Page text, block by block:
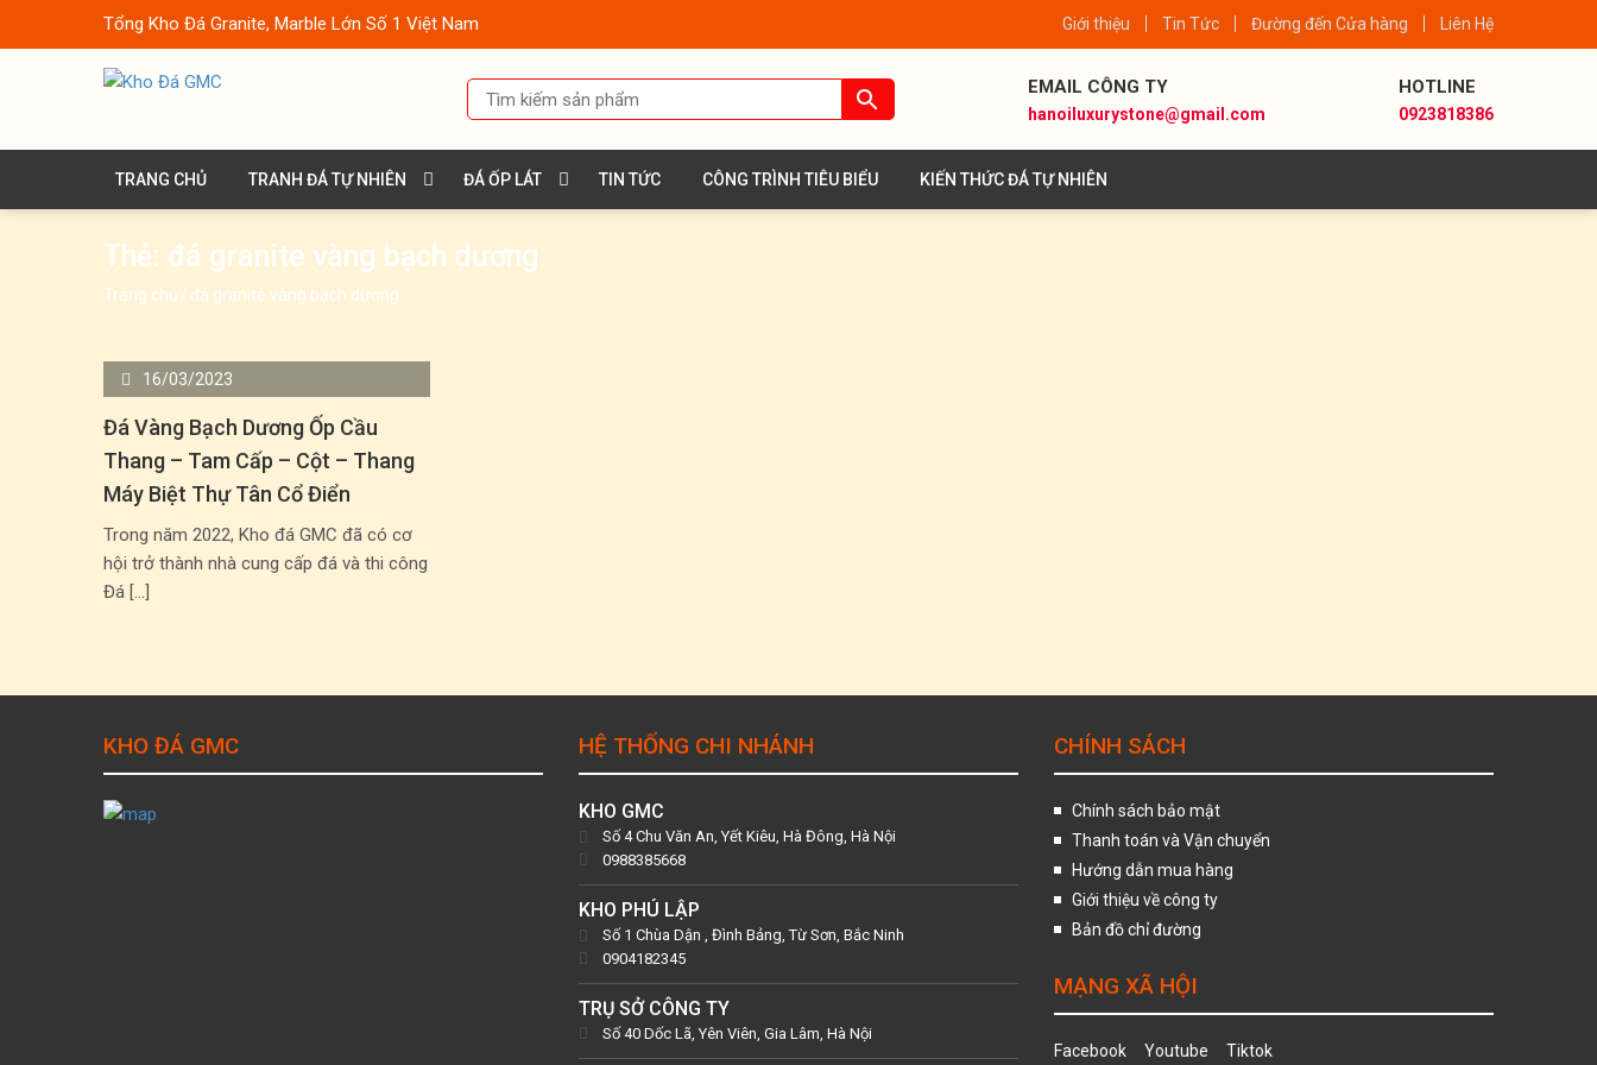
Tổng Kho Đá Granite, Marble Lớn Số 1 Việt Nam Giới thiệu Tin Tức Đường đến Cửa hàng Liên Hệ
EMAIL CÔNG TY
hanoiluxurystone@gmail.com
HOTLINE
0923818386
TRANG CHỦ TRANH ĐÁ TỰ NHIÊN ĐÁ ỐP LÁT TIN TỨC CÔNG TRÌNH TIÊU BIỂU KIẾN THỨC ĐÁ TỰ NHIÊN
Thẻ: đá granite vàng bạch dương
Trang chủ / đá granite vàng bạch dương
16/03/2023
Đá Vàng Bạch Dương Ốp Cầu
Thang – Tam Cấp – Cột – Thang
Máy Biệt Thự Tân Cổ Điển
Trong năm 2022, Kho đá GMC đã có cơ
hội trở thành nhà cung cấp đá và thi công
Đá […]
KHO ĐÁ GMC HỆ THỐNG CHI NHÁNH
KHO GMC
Số 4 Chu Văn An, Yết Kiêu, Hà Đông, Hà Nội
0988385668
KHO PHÚ LẬP
Số 1 Chùa Dận , Đình Bảng, Từ Sơn, Bắc Ninh
0904182345
TRỤ SỞ CÔNG TY
Số 40 Dốc Lã, Yên Viên, Gia Lâm, Hà Nội
CHÍNH SÁCH
Chính sách bảo mật
Thanh toán và Vận chuyển
Hướng dẫn mua hàng
Giới thiệu về công ty
Bản đồ chỉ đường
MẠNG XÃ HỘI
Facebook Youtube Tiktok